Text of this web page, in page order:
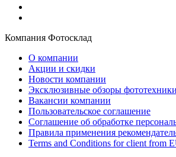
Компания Фотосклад
О компании
Акции и скидки
Новости компании
Эксклюзивные обзоры фототехники
Вакансии компании
Пользовательское соглашение
Соглашение об обработке
Правила применения
Terms and Conditions for client from